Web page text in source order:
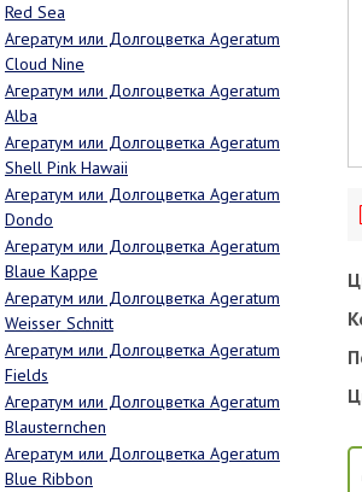
Red Sea
Агератум или Долгоцветка Ageratum
Cloud Nine
Агератум или Долгоцветка Ageratum
Alba
Агератум или Долгоцветка Ageratum
Shell Pink Hawaii
Агератум или Долгоцветка Ageratum
Dondo
Агератум или Долгоцветка Ageratum
Blaue Kappe
Агератум или Долгоцветка Ageratum
Weisser Schnitt
Агератум или Долгоцветка Ageratum
Fields
Агератум или Долгоцветка Ageratum
Blausternchen
Агератум или Долгоцветка Ageratum
Blue Ribbon